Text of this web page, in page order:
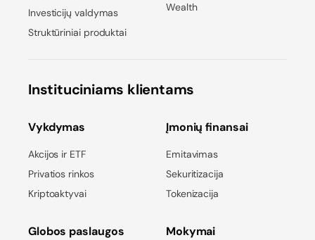
Investicijų valdymas
Struktūriniai produktai
Wealth
Instituciniams klientams
Vykdymas
Akcijos ir ETF
Privatios rinkos
Kriptoaktyvai
Globos paslaugos
Įmonių finansai
Emitavimas
Sekuritizacija
Tokenizacija
Mokymai